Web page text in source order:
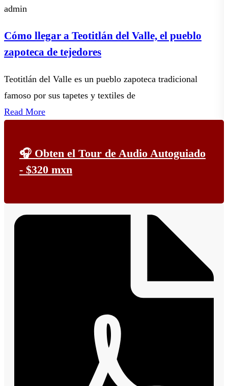
admin
Cómo llegar a Teotitlán del Valle, el pueblo
zapoteca de tejedores
Teotitlán del Valle es un pueblo zapoteca tradicional
famoso por sus tapetes y textiles de
Read More
🎧 Obten el Tour de Audio Autoguiado
- $320 mxn